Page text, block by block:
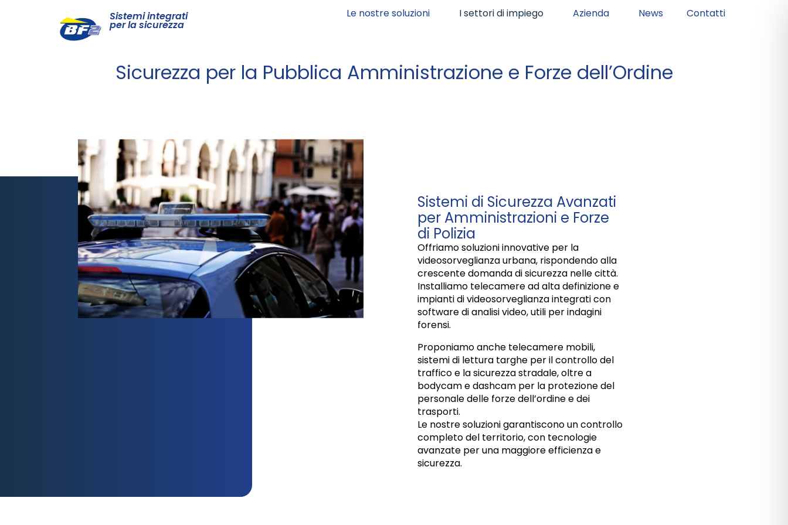
Sistemi integrati
per la sicurezza
Le nostre soluzioni I settori di impiego Azienda News Contatti
Sicurezza per la Pubblica Amministrazione e Forze dell’Ordine
Sistemi di Sicurezza Avanzati
per Amministrazioni e Forze
di Polizia
Offriamo soluzioni innovative per la
videosorveglianza urbana, rispondendo alla
crescente domanda di sicurezza nelle città.
Installiamo telecamere ad alta definizione e
impianti di videosorveglianza integrati con
software di analisi video, utili per indagini
forensi.
Proponiamo anche telecamere mobili,
sistemi di lettura targhe per il controllo del
traffico e la sicurezza stradale, oltre a
bodycam e dashcam per la protezione del
personale delle forze dell’ordine e dei
trasporti.
Le nostre soluzioni garantiscono un controllo
completo del territorio, con tecnologie
avanzate per una maggiore efficienza e
sicurezza.